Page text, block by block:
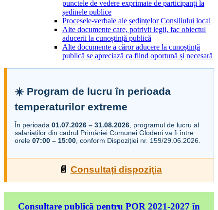
punctele de vedere exprimate de participanți la
ședinele publice
Procesele-verbale ale ședințelor Consiliului local
Alte documente care, potrivit legii, fac obiectul
aducerii la cunoștință publică
Alte documente a căror aducere la cunoștință
publică se apreciază ca fiind oportună și necesară
☀️ Program de lucru în perioada
temperaturilor extreme
În perioada 01.07.2026 – 31.08.2026 , programul de lucru al
salariaților din cadrul Primăriei Comunei Glodeni va fi între
orele 07:00 – 15:00 , conform Dispoziției nr. 159/29.06.2026.
📄 Consultați dispoziția
Consultare publică pentru POR 2021-2027 în